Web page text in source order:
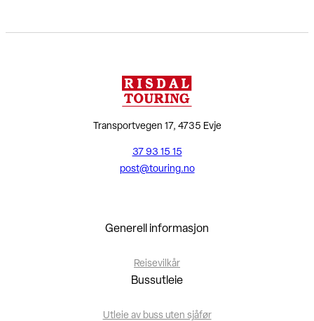
Transportvegen 17, 4735 Evje
37 93 15 15
post@touring.no
Generell informasjon
Reisevilkår
Bussutleie
Utleie av buss uten sjåfør